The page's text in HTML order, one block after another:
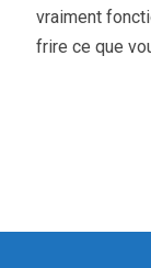
vraiment
frire ce que